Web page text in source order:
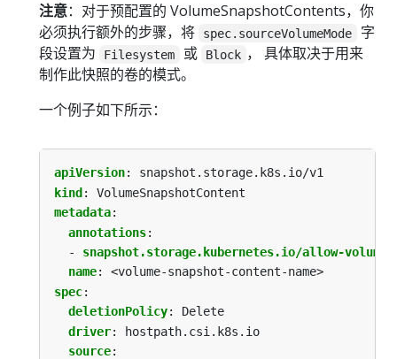
注意：对于预配置的 VolumeSnapshotContents，你
必须执行额外的步骤，将
spec.sourceVolumeMode
字
段设置为
Filesystem 或 Block ， 具体取决于用来
制作此快照的卷的模式。
一个例子如下所示：
apiVersion:
snapshot.storage.k8s.io/v1
kind :
VolumeSnapshotContent
metadata:
annotations:
- snapshot.storage.kubernetes.io/allow-volume-
name:
<volume-snapshot-content-name>
spec:
deletionPolicy:
Delete
driver:
hostpath.csi.k8s.io
source: